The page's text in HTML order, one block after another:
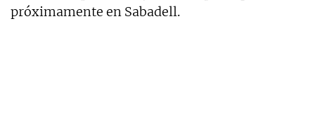
próximamente en Sabadell.